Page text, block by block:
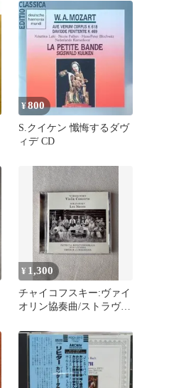
¥800
S.クイケン 懺悔するダヴ
ィデ CD
¥ 1,300
チャイコフスキー:ヴァイ
オリン協奏曲/ストラヴィ
ータ「結婚」 テオドー
ル・クルレンツィス 国
内盤